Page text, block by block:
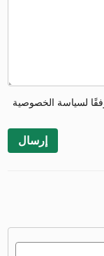
لسياسة الخصوصية
إرسال